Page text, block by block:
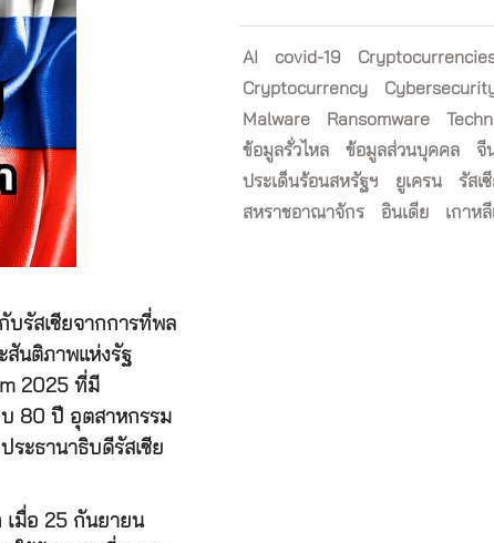
บรัสเซียจากการที่พล
สันติภาพแห่งรัฐ
2025 ที่มี
บ 80 ปี อุตสาหกรรม
ะธานาธิบดีรัสเซีย
เมื่อ 25 กันยายน
AI covid-19
Cryptocurrency
Malware
Ransomware
ข้อมูลรั่วไหล
ข้อมูลส่วนบุคคล
จี
ประเด็นร้อนสหรัฐฯ
ยูเครน รัสเ
สหราชอาณาจักร
อินเดีย เกาห